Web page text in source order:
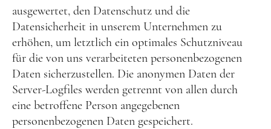
ausgewertet, den Datenschutz und die
Datensicherheit in unserem Unternehmen zu
erhöhen, um letztlich ein optimales Schutzniveau
für die von uns verarbeiteten personenbezogenen
Daten sicherzustellen. Die anonymen Daten der
Server-Logfiles werden getrennt von allen durch
eine betroffene Person angegebenen
personenbezogenen Daten gespeichert.